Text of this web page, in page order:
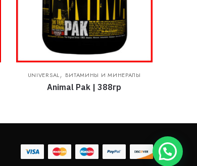
UNIVERSAL, ВИТАМИНЫ И МИНЕРАЛЫ
Animal Pak | 388гр